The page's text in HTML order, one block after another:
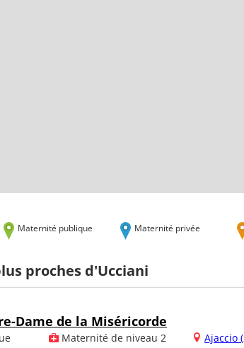
Maternité publique Maternité privée
proches d'Ucciani
Dame de la Miséricorde
Maternité de niveau 2 Ajaccio